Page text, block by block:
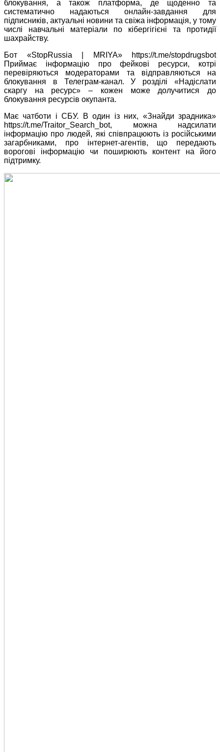
блокування, а також платформа, де щоденно та
систематично надаються онлайн-завдання для
підписників, актуальні новини та свіжа інформація, у тому
числі навчальні матеріали по кібергігієні та протидії
шахрайству.
Бот «StopRussia | MRIYA» https://t.me/stopdrugsbot
Приймає інформацію про фейкові ресурси, котрі
перевіряються модераторами та відправляються на
блокування в Телеграм-канал. У розділі «Надіслати
скаргу на ресурс» – кожен може долучитися до
блокування ресурсів окупанта.
Має чатботи і СБУ. В один із них, «Знайди зрадника»
https://t.me/Traitor_Search_bot, можна надсилати
інформацію про людей, які співпрацюють із російськими
загарбниками, про інтернет-агентів, що передають
ворогові інформацію чи поширюють контент на його
підтримку.